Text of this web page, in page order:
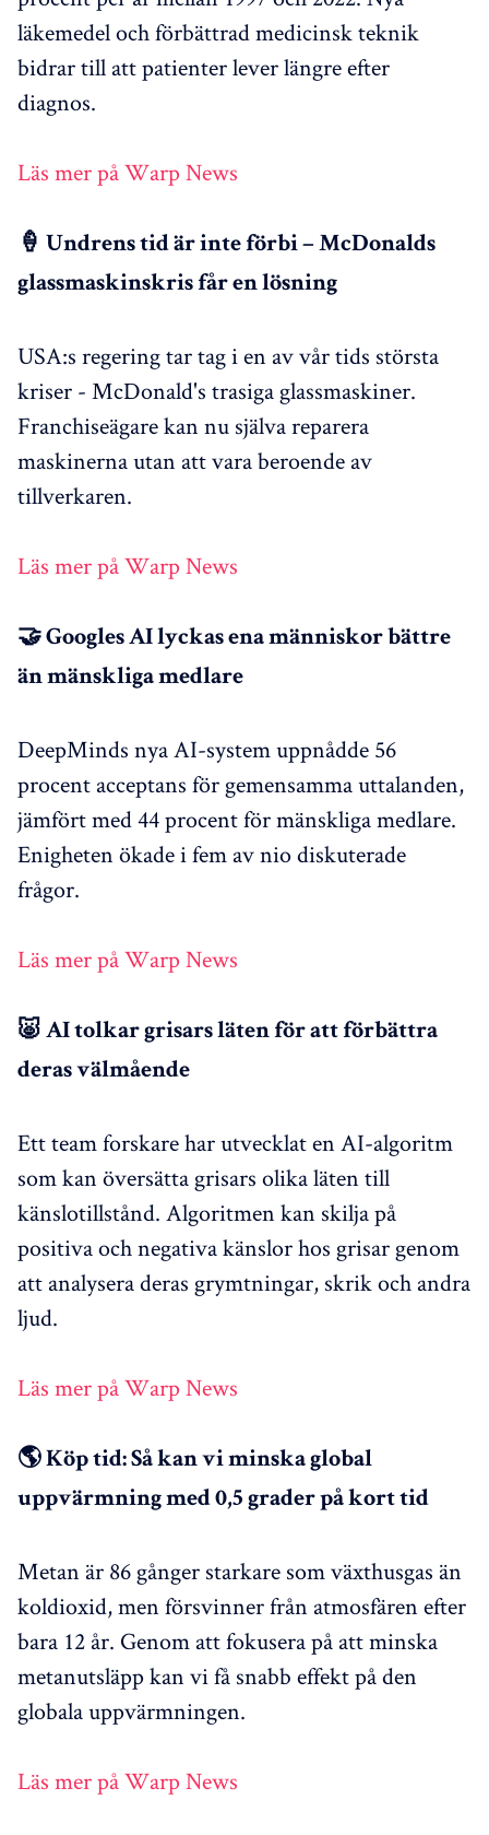
läkemedel och förbättrad medicinsk teknik
bidrar till att patienter lever längre efter
diagnos.
Läs mer på Warp News
🍦 Undrens tid är inte förbi – McDonalds
glassmaskinskris får en lösning
USA:s regering tar tag i en av vår tids största
kriser - McDonald's trasiga glassmaskiner.
Franchiseägare kan nu själva reparera
maskinerna utan att vara beroende av
tillverkaren.
Läs mer på Warp News
🤝 Googles AI lyckas ena människor bättre
än mänskliga medlare
DeepMinds nya AI-system uppnådde 56
procent acceptans för gemensamma uttalanden,
jämfört med 44 procent för mänskliga medlare.
Enigheten ökade i fem av nio diskuterade
frågor.
Läs mer på Warp News
🐷 AI tolkar grisars läten för att förbättra
deras välmående
Ett team forskare har utvecklat en AI-algoritm
som kan översätta grisars olika läten till
känslotillstånd. Algoritmen kan skilja på
positiva och negativa känslor hos grisar genom
att analysera deras grymtningar, skrik och andra
ljud.
Läs mer på Warp News
🌎 Köp tid: Så kan vi minska global
uppvärmning med 0,5 grader på kort tid
Metan är 86 gånger starkare som växthusgas än
koldioxid, men försvinner från atmosfären efter
bara 12 år. Genom att fokusera på att minska
metanutsläpp kan vi få snabb effekt på den
globala uppvärmningen.
Läs mer på Warp News